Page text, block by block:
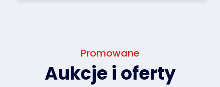
Promowane
Aukcje i oferty